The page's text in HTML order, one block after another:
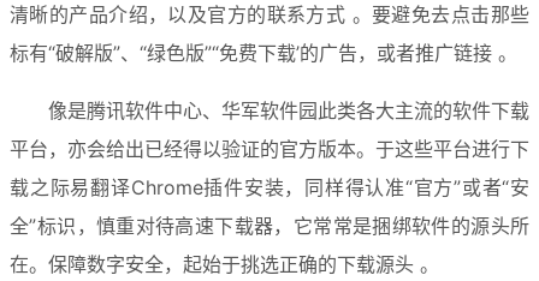
清晰的产品介绍，以及官方的联系方式 。要避免去点击那些
标有“破解版”、“绿色版”“免费下载’的广告，或者推广链接 。
像是腾讯软件中心、华军软件园此类各大主流的软件下载
平台，亦会给出已经得以验证的官方版本。于这些平台进行下
载之际易翻译Chrome插件安装，同样得认准“官方”或者“安
全”标识，慎重对待高速下载器，它常常是捆绑软件的源头所
在。保障数字安全，起始于挑选正确的下载源头 。